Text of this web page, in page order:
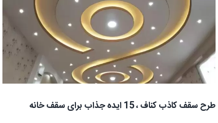
طرح سقف کاذب کناف ، 15 ایده جذاب برای سقف خانه